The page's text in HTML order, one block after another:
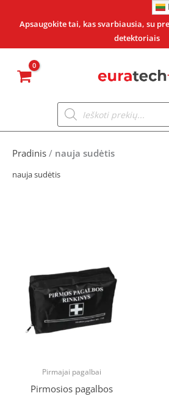
Apsaugokite tai, kas svarbiausia, su
detektoriais
Products
search
Pradinis / nauja sudėtis
nauja sudėtis
Pirmajai pagalbai
Pirmosios pagalbos